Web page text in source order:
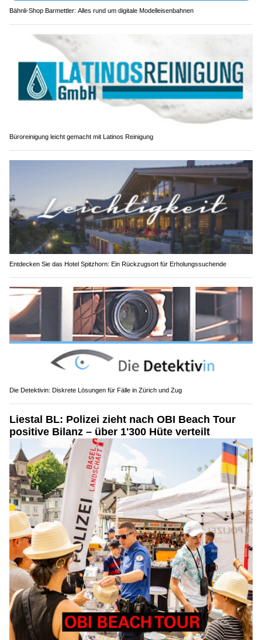
Bähnli-Shop Barmettler: Alles rund um digitale Modelleisenbahnen
Büroreinigung leicht gemacht mit Latinos Reinigung
Entdecken Sie das Hotel Spitzhorn: Ein Rückzugsort für Erholungssuchende
Die Detektivin: Diskrete Lösungen für Fälle in Zürich und Zug
Liestal BL: Polizei zieht nach OBI Beach Tour
positive Bilanz – über 1'300 Hüte verteilt